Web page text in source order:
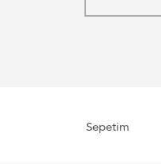
Sepetim